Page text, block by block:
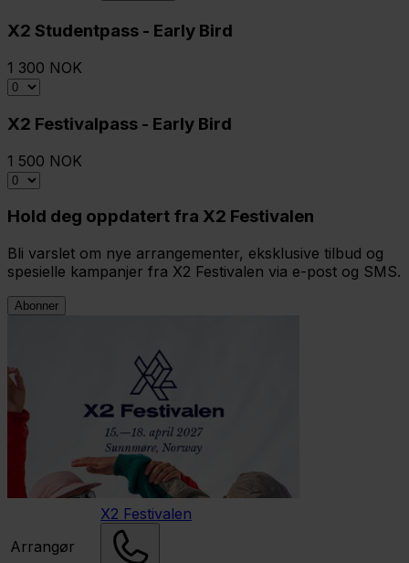
X2 Studentpass - Early Bird
1 300 NOK
X2 Festivalpass - Early Bird
1 500 NOK
Hold deg oppdatert fra X2 Festivalen
Bli varslet om nye arrangementer, eksklusive tilbud og
spesielle kampanjer fra X2 Festivalen via e-post og SMS.
Abonner
Arrangør
X2 Festivalen